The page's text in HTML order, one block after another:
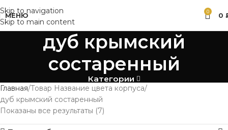
Skip to navigation
Skip to main content
МЕНЮ 0 0
дуб крымский
состаренный
Категории
Главная Товар Название цвета корпуса
дуб крымский состаренный
Показаны все результаты (7)